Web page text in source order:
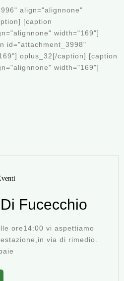
align="alignnone"
[caption
width="169"]
id="attachment_3998"
oplus_32[/caption] [caption
width="169"]
Fucecchio
ore14:00 vi aspettiamo
via di rimedio.